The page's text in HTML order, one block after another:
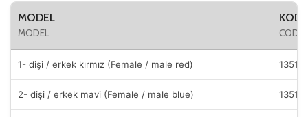
MODEL
MODEL
KOD
CODE
1- dişi / erkek kırmız (Female / male red)
2- dişi / erkek mavi (Female / male blue)